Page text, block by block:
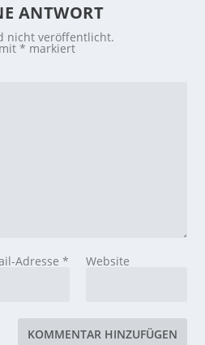
ANTWORT
nicht veröffentlicht.
mit* markiert
Adresse * Website